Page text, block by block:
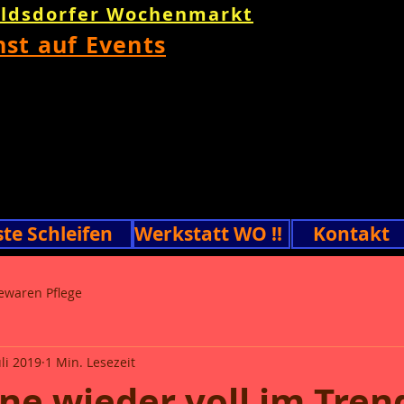
Wochenmarkt
auf Events
Schleifen Werkstatt WO !! Kontakt
Pflege
2019 1 Min. Lesezeit